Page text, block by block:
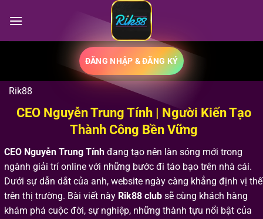
qua
ĐĂNG NHẬP & ĐĂNG KÝ
Rik88
CEO Nguyễn Trung Tính | Người Kiến Tạo
Thành Công Bền Vững
CEO Nguyễn Trung Tính đang tạo nên làn sóng mới trong
ngành giải trí online với những bước đi táo bạo trên nhà cái.
Dưới sự dẫn dắt của anh, website ngày càng khẳng định vị thế
trên thị trường. Bài viết này Rik88 club sẽ cùng khách hàng
khám phá cuộc đời, sự nghiệp, những thành tựu nổi bật của